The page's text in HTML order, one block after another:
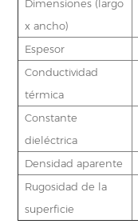
Dimensiones (largo
x ancho)
Espesor
Conductividad
térmica
Constante
dieléctrica
Densidad aparente
Rugosidad de la
superficie